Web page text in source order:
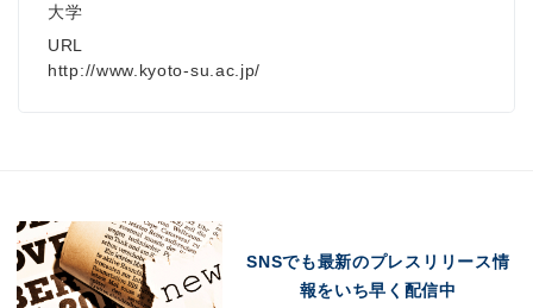
大学
URL
http://www.kyoto-su.ac.jp/
SNSでも最新のプレスリリース情
報をいち早く配信中